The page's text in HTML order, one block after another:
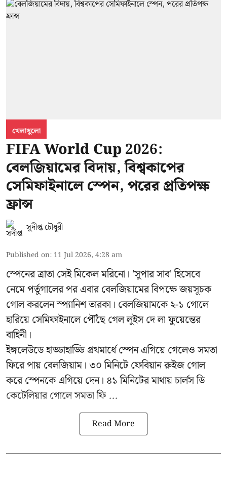
খেলাধুলো
FIFA World Cup 2026:
বেলজিয়ামের বিদায়, বিশ্বকাপের
সেমিফাইনালে স্পেন, পরের প্রতিপক্ষ
ফ্রান্স
সুদীপ্ত চৌধুরী
Published on: 11 Jul 2026, 4:28 am
স্পেনের ত্রাতা সেই মিকেল মরিনো। 'সুপার সাব' হিসেবে
নেমে পর্তুগালের পর এবার বেলজিয়ামের বিপক্ষে জয়সূচক
গোল করলেন স্প্যানিশ তারকা। বেলজিয়ামকে ২-১ গোলে
হারিয়ে সেমিফাইনালে পৌঁছে গেল লুইস দে লা ফুয়েন্তের
বাহিনী।
ইঙ্গলেউডে হাড্ডাহাড্ডি প্রথমার্ধে স্পেন এগিয়ে গেলেও সমতা
ফিরে পায় বেলজিয়াম। ৩০ মিনিটে ফেবিয়ান রুইজ গোল
করে স্পেনকে এগিয়ে দেন। ৪১ মিনিটের মাথায় চার্লস ডি
কেটেলিয়ার গোলে সমতা ফি ...
Read More